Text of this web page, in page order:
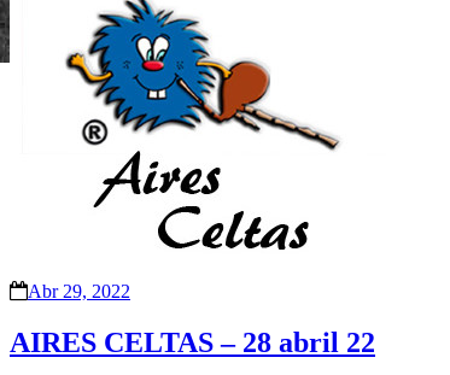
Abr 29, 2022
AIRES CELTAS – 28 abril 22